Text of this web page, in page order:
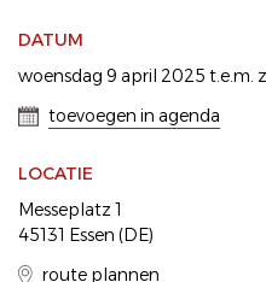
DATUM
woensdag 9 april 2025 t.e.m.
toevoegen in agenda
LOCATIE
Messeplatz 1
45131 Essen (DE)
route plannen